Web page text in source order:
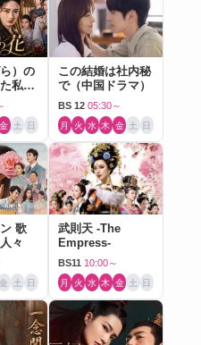
）の
私～
）
金 土 日
この結婚は社内秘
で（中国ドラマ）
BS 12 05:30～
月 火 水 木 金 土 日
歌
々
金 土 日
武則天 -The
Empress-
BS11 10:00～
月 火 水 木 金 土 日